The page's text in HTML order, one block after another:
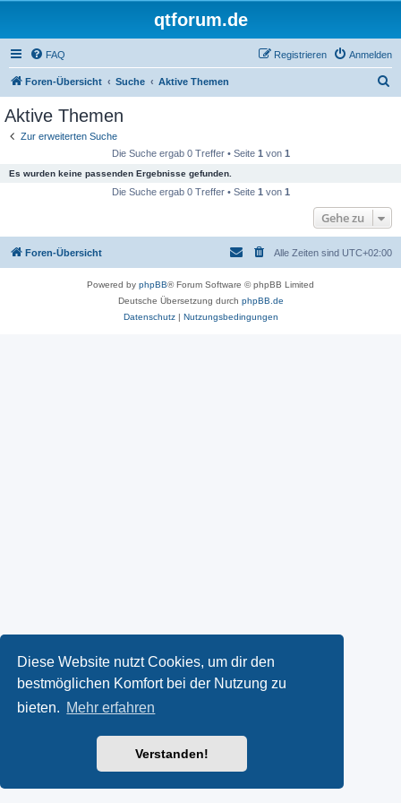
Diese Website nutzt Cookies, um dir den
bestmöglichen Komfort bei der Nutzung zu
bieten. Mehr erfahren
Verstanden!
qtforum.de
FAQ Anmelden
Registrieren
Foren-Übersicht Suche Aktive Themen
Aktive Themen
Zur erweiterten Suche
Die Suche ergab 0 Treffer • Seite 1 von 1
Es wurden keine passenden Ergebnisse gefunden.
Die Suche ergab 0 Treffer • Seite 1 von 1
Gehe zu
Foren-Übersicht Alle Zeiten sind UTC+02:00
Powered by phpBB® Forum Software © phpBB Limited
Deutsche Übersetzung durch phpBB.de
Datenschutz| Nutzungsbedingungen